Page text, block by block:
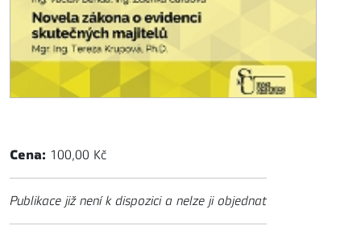
Cena: 100,00 Kč
Publikace již není k dispozici a nelze ji objednat